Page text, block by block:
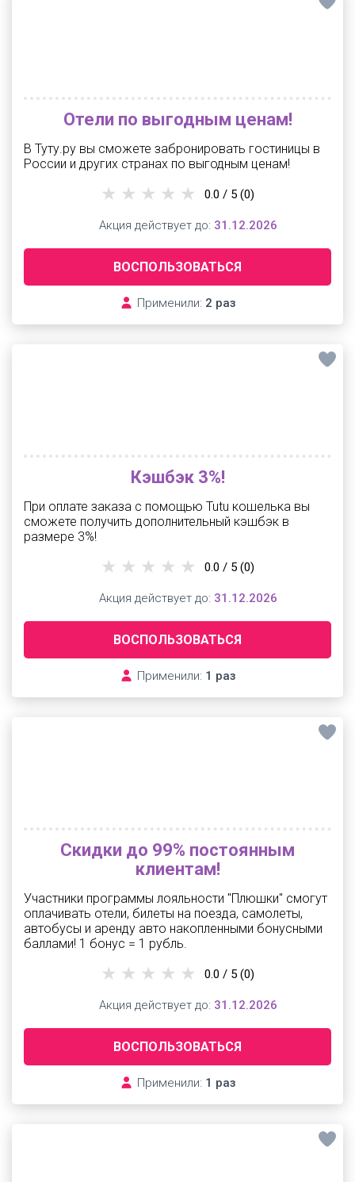
Отели по выгодным ценам!
В Туту.ру вы сможете забронировать гостиницы в
России и других странах по выгодным ценам!
ВОСПОЛЬЗОВАТЬСЯ
Применили: 2 раз
0.0 / 5 (0)
Акция действует до: 31.12.2026
Кэшбэк 3%!
При оплате заказа с помощью Tutu кошелька вы
сможете получить дополнительный кэшбэк в
размере 3%!
ВОСПОЛЬЗОВАТЬСЯ
Применили: 1 раз
0.0 / 5 (0)
Акция действует до: 31.12.2026
Скидки до 99% постоянным
клиентам!
Участники программы лояльности "Плюшки" смогут
оплачивать отели, билеты на поезда, самолеты,
автобусы и аренду авто накопленными бонусными
баллами! 1 бонус = 1 рубль.
ВОСПОЛЬЗОВАТЬСЯ
Применили: 1 раз
0.0 / 5 (0)
Акция действует до: 31.12.2026